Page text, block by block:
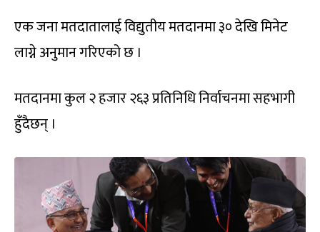
एक जना मतदातालाई विद्युतीय मतदानमा ३० देखि मिनेट
लाग्ने अनुमान गरिएको छ ।
मतदानमा कुल २ हजार २६३ प्रतिनिधि निर्वाचनमा सहभागी
हुँदैछन् ।